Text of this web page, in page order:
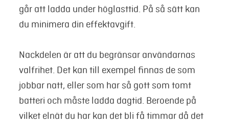
går att ladda under höglasttid. På så sätt kan
du minimera din effektavgift.
Nackdelen är att du begränsar användarnas
valfrihet. Det kan till exempel finnas de som
jobbar natt, eller som har så gott som tomt
batteri och måste ladda dagtid. Beroende på
vilket elnät du har kan det bli få timmar då det